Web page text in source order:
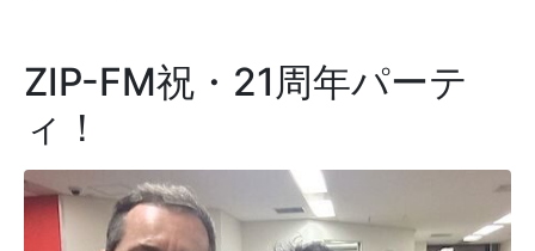
ZIP-FM祝・21周年パーテ
ィ！